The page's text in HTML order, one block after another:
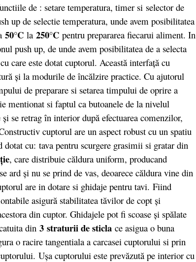
de : setare temperatura, timer si selector de
up de selectie temperatura, unde avem posibilitatea
50°C la 250°C pentru prepararea fiecarui aliment. In
push up, de unde avem posibilitatea de a selecta
care este dotat cuptorul. Această interfaţă cu
şi la modurile de încălzire practice. Cu ajutorul
de preparare si setarea timpului de oprire a
mentionat si faptul ca butoanele de la nivelul
se retrag în interior după efectuarea comenzilor,
cuptorul are un aspect robust cu un spatiu
cu: tava pentru scurgere grasimii si gratar din
, care distribuie căldura uniform, producand
ard şi nu se prind de vas, deoarece căldura vine din
are in dotare si ghidaje pentru tavi. Fiind
asigură stabilitatea tăvilor de copt şi
din cuptor. Ghidajele pot fi scoase şi spălate
din 3 straturii de sticla ce asigua o buna
o racire tangentiala a carcasei cuptorului si prin
Uşa cuptorului este prevăzută pe interior cu